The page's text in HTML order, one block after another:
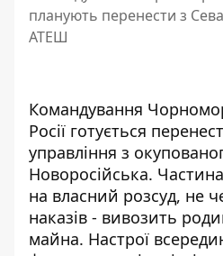
планують перенести з
АТЕШ
Командування
Росії готується
управління з
Новоросійська.
на власний розсуд, не
наказів - вивозить
майна. Настрої